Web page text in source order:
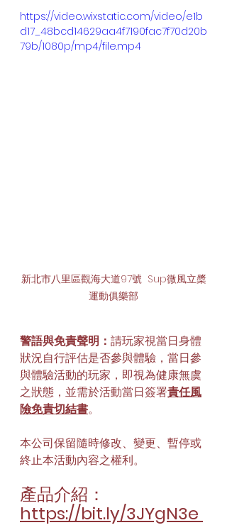
https://video.wixstatic.com/video/e1b
d17_48bcd14629aa4f7190fac7f70d20b
79b/1080p/mp4/file.mp4
新北市八里區觀海大道97號  Sup微風立槳
運動俱樂部
警語與免責聲明： 請玩家視當日身體
狀況自行評估是否參與體驗，當日參
與體驗活動的玩家，即視為健康無虞
之狀態，並需於活動當日簽署責任風
險免責切結書。
本公司保留隨時修改、變更、暫停或
終止本活動內容之權利。
產品介紹：
https://bit.ly/3JYgN3e